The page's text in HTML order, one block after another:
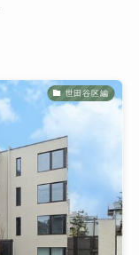
世田谷区編